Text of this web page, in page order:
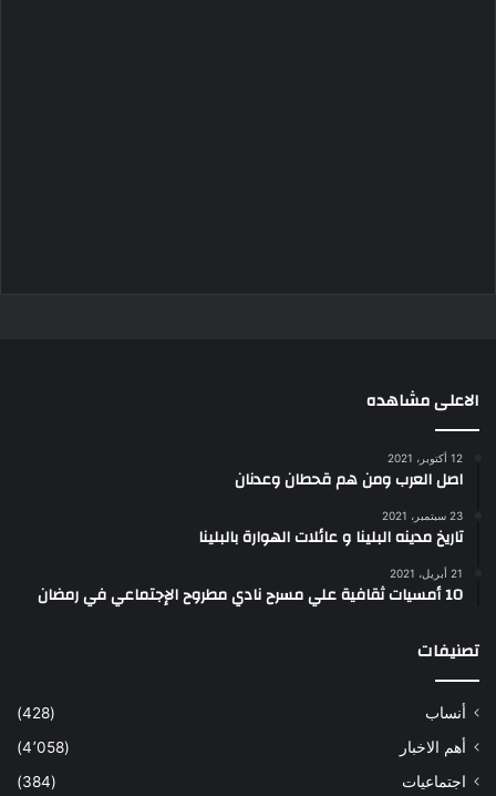
الاعلى مشاهده
12 أكتوبر، 2021
اصل العرب ومن هم قحطان وعدنان
23 سبتمبر، 2021
تاريخ مدينه البلينا و عائلات الهوارة بالبلينا
21 أبريل، 2021
10 أمسيات ثقافية علي مسرح نادي مطروح الإجتماعي في رمضان
تصنيفات
أنساب
(428)
أهم الاخبار
(4٬058)
اجتماعيات
(384)